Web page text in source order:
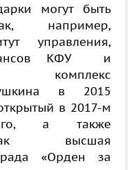
могут быть
например,
управления,
КФУ и
комплекс
в 2015
в 2017-м
а также
высшая
«Орден за